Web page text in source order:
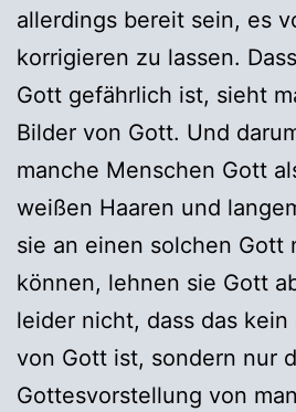
allerdings bereit sein, es
korrigieren zu lassen.
Gott gefährlich ist, sieht
Bilder von Gott. Und
manche Menschen Gott
weißen Haaren und
sie an einen solchen Gott
können, lehnen sie Gott
leider nicht, dass das
von Gott ist, sondern nur
Gottesvorstellung von